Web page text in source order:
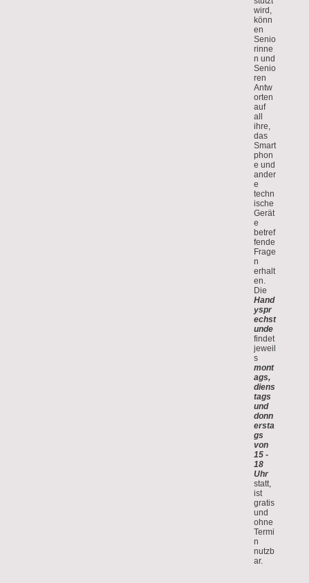
wird,
könn
en
Senio
rinne
n und
Senio
ren
Antw
orten
auf
all
ihre,
das
Smart
phon
e und
ander
e
techn
ische
Gerät
e
betref
fende
Frage
n
erhalt
en.
Die
Hand
yspr
echst
unde
findet
jeweil
s
mont
ags,
diens
tags
und
donn
ersta
gs
von
15 -
18
Uhr
statt,
ist
gratis
und
ohne
Termi
n
nutzb
ar.